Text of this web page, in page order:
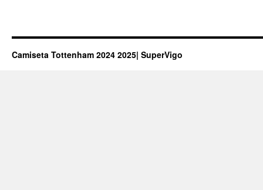
Camiseta Tottenham 2024 2025| SuperVigo